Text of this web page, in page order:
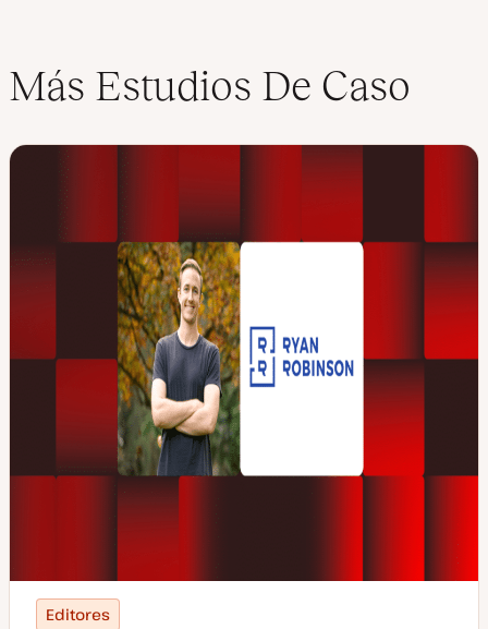
Más Estudios De Caso
Editores